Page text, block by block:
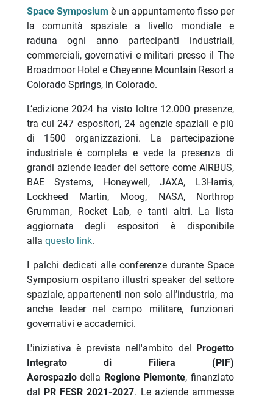
Space Symposium è un appuntamento fisso per
la comunità spaziale a livello mondiale e
raduna ogni anno partecipanti industriali,
commerciali, governativi e militari presso il The
Broadmoor Hotel e Cheyenne Mountain Resort a
Colorado Springs, in Colorado.
L’edizione 2024 ha visto loltre 12.000 presenze,
tra cui 247 espositori, 24 agenzie spaziali e più
di 1500 organizzazioni. La partecipazione
industriale è completa e vede la presenza di
grandi aziende leader del settore come AIRBUS,
BAE Systems, Honeywell, JAXA, L3Harris,
Lockheed Martin, Moog, NASA, Northrop
Grumman, Rocket Lab, e tanti altri. La lista
aggiornata degli espositori è disponibile
alla questo link.
I palchi dedicati alle conferenze durante Space
Symposium ospitano illustri speaker del settore
spaziale, appartenenti non solo all’industria, ma
anche leader nel campo militare, funzionari
governativi e accademici.
L'iniziativa è prevista nell'ambito del
Progetto
Integrato di Filiera (PIF)
Aerospaziodella Regione Piemonte, finanziato
dal
PR FESR 2021-2027. Le aziende ammesse